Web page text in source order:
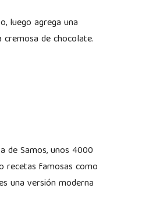
luego agrega una
de chocolate.
de Samos, unos 4000
recetas famosas como
una versión moderna